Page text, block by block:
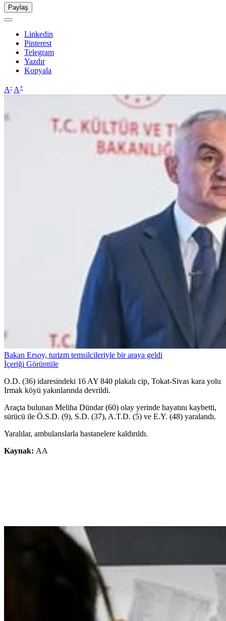
Paylaş
Linkedin
Pinterest
Telegram
Yazdır
Kopyala
A- A+
Bakan Ersoy, turizm temsilcileriyle bir araya geldi
İçeriği Görüntüle
O.D. (36) idaresindeki 16 AY 840 plakalı cip, Tokat-Sivas kara yolu
Irmak köyü yakınlarında devrildi.
Araçta bulunan Meliha Dündar (60) olay yerinde hayatını kaybetti,
sürücü ile Ö.S.D. (9), S.D. (37), A.T.D. (5) ve E.Y. (48) yaralandı.
Yaralılar, ambulanslarla hastanelere kaldırıldı.
Kaynak: AA